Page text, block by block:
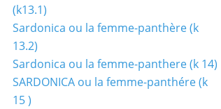
(k13.1)
Sardonica ou la femme-panthère (k
13.2)
Sardonica ou la femme-panthere (k 14)
SARDONICA ou la femme-panthére (k
15 )